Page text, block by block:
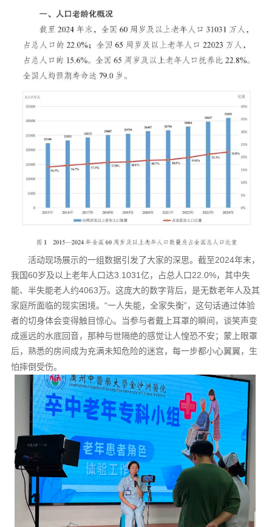
活动现场展示的一组数据引发了大家的深思。截至2024年末，
我国60岁及以上老年人口达3.1031亿，占总人口22.0%，其中失
能、半失能老人约4063万。这庞大的数字背后，是无数老年人及其
家庭所面临的现实困境。“一人失能，全家失衡”，这句话通过体验
者的切身体会变得触目惊心。当参与者戴上耳罩的瞬间，谈笑声变
成遥远的水底回音，那种与世隔绝的感觉让人惶恐不安；蒙上眼罩
后，熟悉的房间成为充满未知危险的迷宫，每一步都小心翼翼，生
怕摔倒受伤。